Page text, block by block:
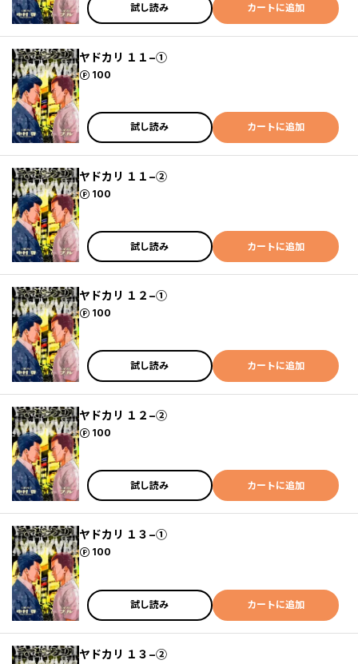
試し読み カートに追加
ヤドカリ １１−①
100
ポイント
試し読み カートに追加
ヤドカリ １１−②
100
ポイント
試し読み カートに追加
ヤドカリ １２−①
100
ポイント
試し読み カートに追加
ヤドカリ １２−②
100
ポイント
試し読み カートに追加
ヤドカリ １３−①
100
ポイント
試し読み カートに追加
ヤドカリ １３−②